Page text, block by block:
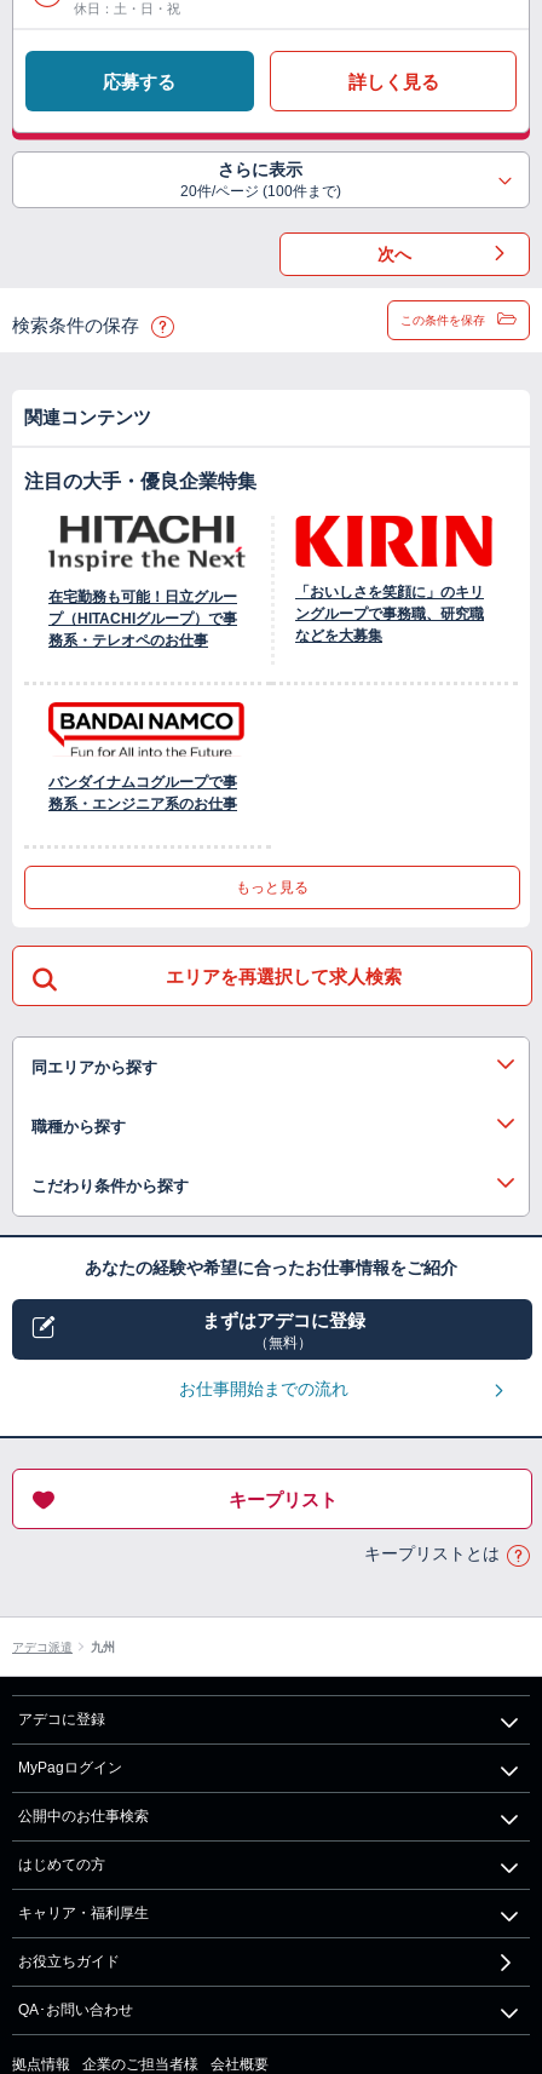
休日：土・日・祝
応募する 詳しく見る
さらに表示
20件/ページ (100件まで)
次へ
検索条件の保存 この条件を保存
関連コンテンツ
注目の大手・優良企業特集
在宅勤務も可能！日立グルー
プ（HITACHIグループ）で事
務系・テレオペのお仕事
「おいしさを笑顔に」のキリ
ングループで事務職、研究職
などを大募集
バンダイナムコグループで事
務系・エンジニア系のお仕事
もっと見る
エリアを再選択して求人検索
同エリアから探す
職種から探す
こだわり条件から探す
あなたの経験や希望に合ったお仕事情報をご紹介
まずはアデコに登録
（無料）
お仕事開始までの流れ
キープリスト
キープリストとは
アデコ派遣 九州
アデコに登録
MyPagログイン
公開中のお仕事検索
はじめての方
キャリア・福利厚生
お役立ちガイド
QA･お問い合わせ
拠点情報 企業のご担当者様 会社概要